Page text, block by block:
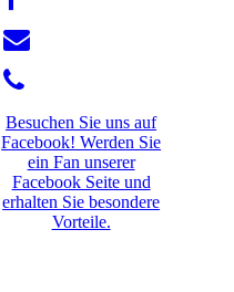
Besuchen Sie uns auf
Facebook! Werden Sie
ein Fan unserer
Facebook Seite und
erhalten Sie besondere
Vorteile.